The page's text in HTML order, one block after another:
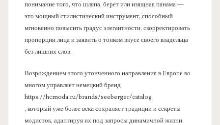
понимание того, что шляпа, берет или изящная панама —
это мощный стилистический инструмент, способный
мгновенно повысить градус элегантности, скорректировать
пропорции лица и заявить о тонком вкусе своего владельца
без лишних слов.
Возрождением этого утонченного направления в Европе во
многом управляет немецкий бренд
https://hcmoda.ru/brands/seeberger/catalog
, который уже более века сохраняет традиции и секреты
модисток, адаптируя их под запросы динамичной жизни.